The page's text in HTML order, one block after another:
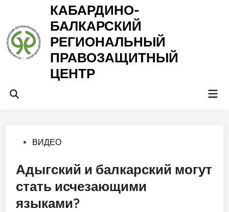
содержимому
КАБАРДИНО-
БАЛКАРСКИЙ
РЕГИОНАЛЬНЫЙ
ПРАВОЗАЩИТНЫЙ
ЦЕНТР
Открыть
Опубликовано
ВИДЕО
Адыгский и балкарский могут
стать исчезающими
языками?